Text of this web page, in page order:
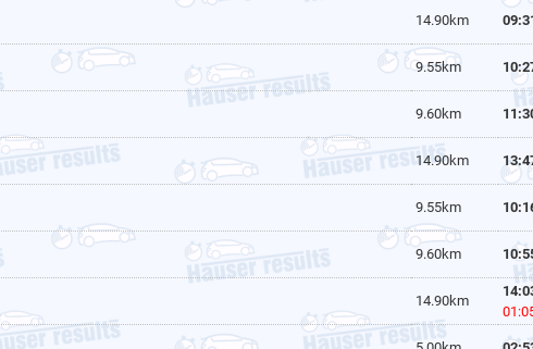
14.90km
9.55km
9.60km
14.90km
9.55km
9.60km
14.90km